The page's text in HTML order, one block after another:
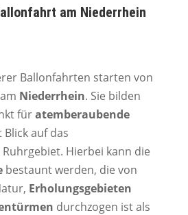
am Niederrhein
Ballonfahrten starten von
Niederrhein. Sie bilden
füratemberaubende
auf das
Ruhrgebiet. Hierbei kann die
bestaunt werden, die von
Erholungsgebieten
durchzogen ist als